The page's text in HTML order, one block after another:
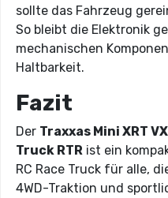
sollte das Fahrzeug
So bleibt die Elektronik
mechanischen
Haltbarkeit.
Fazit
Der Traxxas Mini XRT
Truck RTR ist ein
RC Race Truck für alle,
4WD-Traktion und